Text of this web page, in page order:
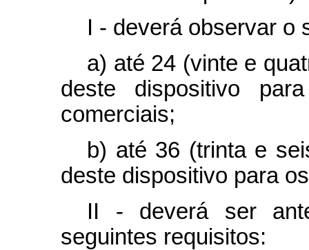
I - deverá observar o
a) até 24 (vinte e
deste dispositivo
comerciais;
b) até 36 (trinta e
deste dispositivo para
II - deverá ser
seguintes requisitos: